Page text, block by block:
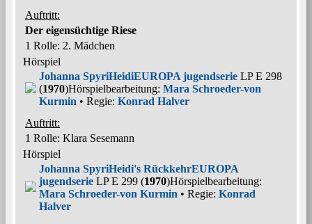
Auftritt:
Der eigensüchtige Riese
1 Rolle: 2. Mädchen
Hörspiel
Johanna SpyriHeidiEUROPA jugendserie LP E 298
(1970)Hörspielbearbeitung: Mara Schroeder-von
Kurmin • Regie: Konrad Halver
Auftritt:
1 Rolle: Klara Sesemann
Hörspiel
Johanna SpyriHeidi's RückkehrEUROPA
jugendserie LP E 299 (1970)Hörspielbearbeitung:
Mara Schroeder-von Kurmin • Regie: Konrad
Halver